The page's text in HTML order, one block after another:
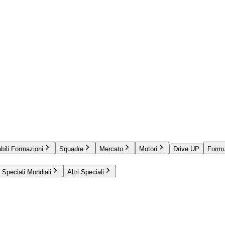
Formazioni Squadre Mercato Motori Drive UP
Speciali Mondiali Altri Speciali